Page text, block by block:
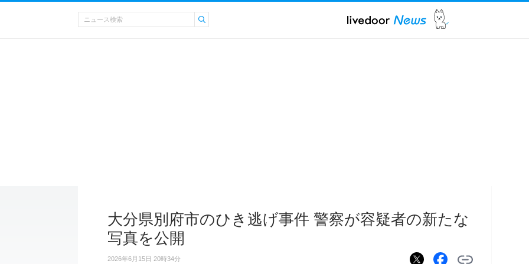
大分県別府市のひき逃げ事件 警察が容疑者の新たな
写真を公開
2026年6月15日 20時34分